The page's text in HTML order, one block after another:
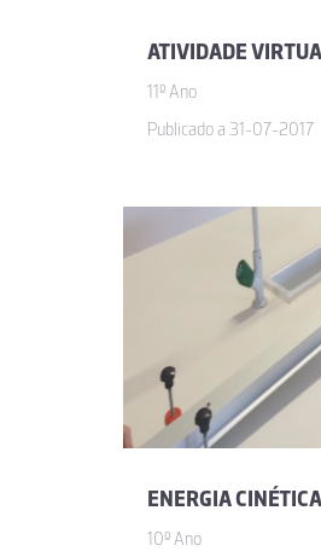
11º Ano
Publicado a 31-07-2017
10º Ano